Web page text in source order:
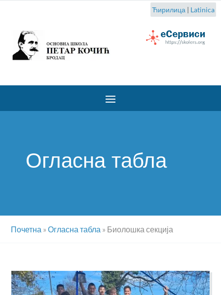
Ћирилица | Latinica
Огласна табла
Почетна »Огласна табла » Биолошка секција